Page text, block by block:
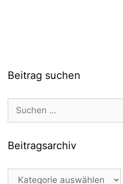
Beitrag suchen
nach:
Beitragsarchiv
Beitragsarchiv